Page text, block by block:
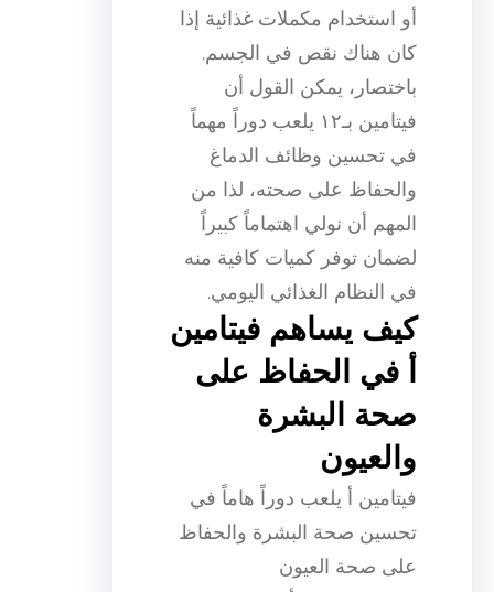
أو استخدام مكملات غذائية إذا
كان هناك نقص في الجسم.
باختصار، يمكن القول أن
فيتامين بـ١٢ يلعب دوراً مهماً
في تحسين وظائف الدماغ
والحفاظ على صحته، لذا من
المهم أن نولي اهتماماً كبيراً
لضمان توفر كميات كافية منه
في النظام الغذائي اليومي.
كيف يساهم فيتامين
أ في الحفاظ على
صحة البشرة
والعيون
فيتامين أ يلعب دوراً هاماً في
تحسين صحة البشرة والحفاظ
على صحة العيون